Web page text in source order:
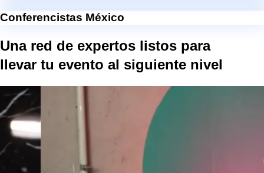
Conferencistas México
Una red de expertos listos para
llevar tu evento al siguiente nivel